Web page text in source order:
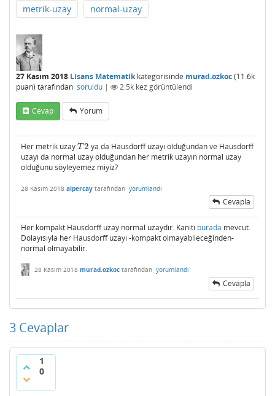
metrik-uzay normal-uzay
27 Kasım 2018 Lisans Matematikkategorisinde murad.ozkoc(11.6k
puan) tarafından soruldu | 2.5k kez görüntülendi
Cevap Yorum
Her metrik uzay T 2
T2 ya da Hausdorff uzayı olduğundan ve Hausdorff
uzayı da normal uzay olduğundan her metrik uzayın normal uzay
olduğunu söyleyemez miyiz?
28 Kasım 2018 alpercay tarafından yorumlandı
Cevapla
Her kompakt Hausdorff uzay normal uzaydır. Kanıtı burada mevcut.
Dolayısıyla her Hausdorff uzayı -kompakt olmayabileceğinden-
normal olmayabilir.
28 Kasım 2018 murad.ozkoc tarafından yorumlandı
Cevapla
3 Cevaplar
1
0